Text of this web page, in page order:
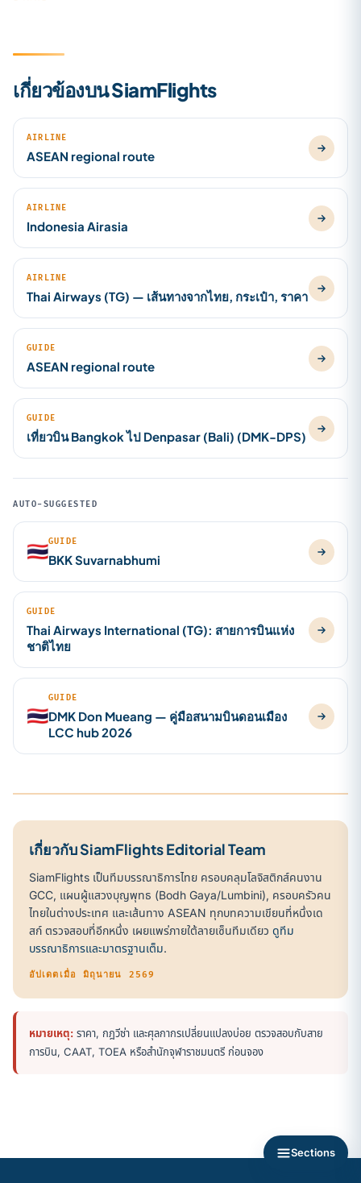
เกี่ยวข้องบน SiamFlights
AIRLINE
ASEAN regional route
AIRLINE
Indonesia Airasia
AIRLINE
Thai Airways (TG) — เส้นทางจากไทย, กระเป๋า, ราคา
GUIDE
ASEAN regional route
GUIDE
เที่ยวบิน Bangkok ไป Denpasar (Bali) (DMK-DPS)
AUTO-SUGGESTED
🇹🇭GUIDE
BKK Suvarnabhumi
GUIDE
Thai Airways International (TG): สายการบินแห่ง
ชาติไทย
🇹🇭
GUIDE
DMK Don Mueang — คู่มือสนามบินดอนเมือง
LCC hub 2026
เกี่ยวกับ SiamFlights Editorial Team
SiamFlights เป็นทีมบรรณาธิการไทย ครอบคลุมโลจิสติกส์คนงาน
GCC, แผนผู้แสวงบุญพุทธ (Bodh Gaya/Lumbini), ครอบครัวคน
ไทยในต่างประเทศ และเส้นทาง ASEAN ทุกบทความเขียนที่หนึ่งเด
สก์ ตรวจสอบที่อีกหนึ่ง เผยแพร่ภายใต้ลายเซ็นทีมเดียว ดูทีม
บรรณาธิการและมาตรฐานเต็ม.
อัปเดตเมื่อ มิถุนายน 2569
หมายเหตุ: ราคา, กฎวีซ่า และศุลกากรเปลี่ยนแปลงบ่อย ตรวจสอบกับสาย
การบิน, CAAT, TOEA หรือสำนักจุฬาราชมนตรี ก่อนจอง
Sections